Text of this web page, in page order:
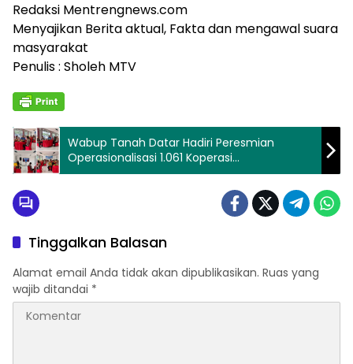
Redaksi Mentrengnews.com
Menyajikan Berita aktual, Fakta dan mengawal suara
masyarakat
Penulis : Sholeh MTV
Wabup Tanah Datar Hadiri Peresmian
Operasionalisasi 1.061 Koperasi
Desa/Kelurahan “Merah Putih”, Dorong
Ekonomi Kerakyatan yang Mandiri
Tinggalkan Balasan
Alamat email Anda tidak akan dipublikasikan. Ruas yang
wajib ditandai *